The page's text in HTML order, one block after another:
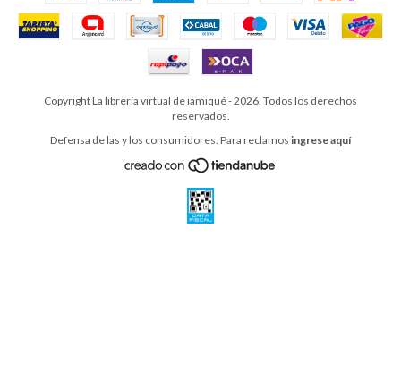
Copyright La librería virtual de iamiqué - 2026. Todos los derechos
reservados.
Defensa de las y los consumidores. Para reclamos ingrese aquí